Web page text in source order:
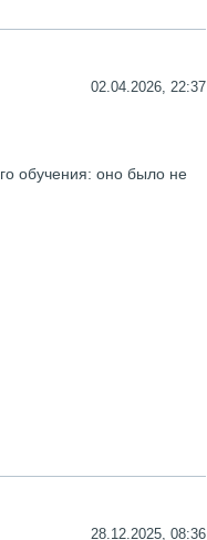
02.04.2026, 22:37
обучения: оно было не
28.12.2025, 08:36